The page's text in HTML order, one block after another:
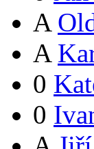
A
A
0
0